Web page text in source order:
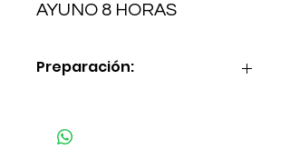
AYUNO 8 HORAS
Preparación: